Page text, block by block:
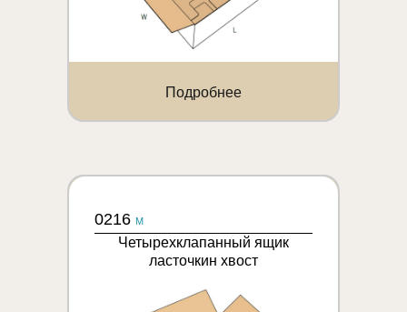
Подробнее
0216 M
Четырехклапанный ящик
ласточкин хвост